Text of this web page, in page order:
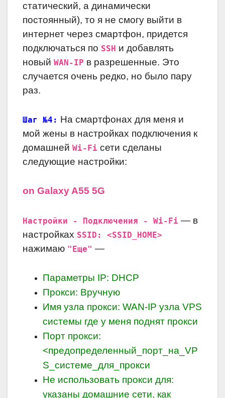
статический, а динамически
постоянный), то я не смогу выйти в
интернет через смартфон, придется
подключаться по SSH и добавлять
новый WAN-IP в разрешенные. Это
случается очень редко, но было пару
раз.
Шаг №4: На смартфонах для меня и
мой жены в настройках подключения к
домашней Wi-Fi сети сделаны
следующие настройки:
on Galaxy A55 5G
Настройки - Подключения - Wi-Fi — в
настройках SSID: <SSID_HOME>
нажимаю "Еще" —
Параметры IP: DHCP
Прокси: Вручную
Имя узла прокси: WAN-IP узла VPS
системы где у меня поднят прокси
Порт прокси:
<предопределенный_порт_на_VP
S_системе_для_прокси
Не использовать прокси для:
указаны домашние сети, как